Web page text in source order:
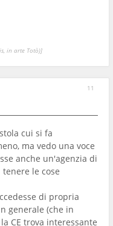
in arte Totò)]
11
cui si fa
ma vedo una voce
anche un'agenzia di
le cose
di propria
generale (che in
CE trova interessante